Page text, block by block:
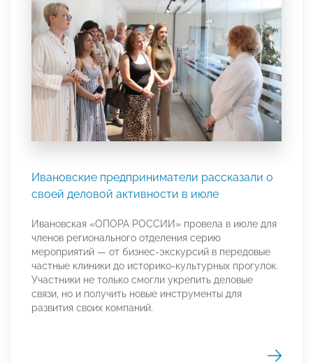
Ивановские предприниматели рассказали о
своей деловой активности в июле
Ивановская «ОПОРА РОССИИ» провела в июле для
членов регионального отделения серию
мероприятий — от бизнес-экскурсий в передовые
частные клиники до историко-культурных прогулок.
Участники не только смогли укрепить деловые
связи, но и получить новые инструменты для
развития своих компаний.